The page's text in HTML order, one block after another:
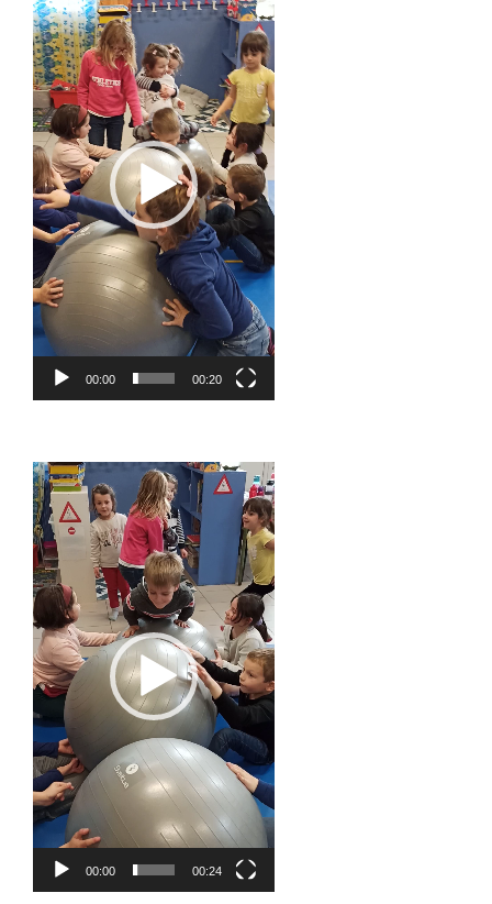
vidéo
00:00 00:20
Lecteur
vidéo
00:00 00:24